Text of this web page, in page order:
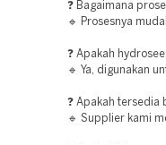
❓ Bagaimana
🔹 Prosesnya
❓ Apakah
🔹 Ya, digunakan
❓ Apakah
🔹 Supplier kami